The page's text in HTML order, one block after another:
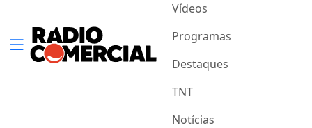
Vídeos
Programas
Destaques
TNT
Notícias